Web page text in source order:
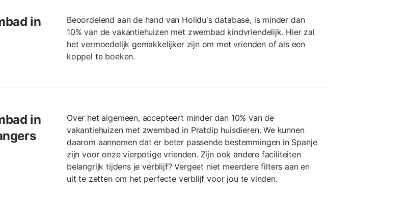
in
Beoordelend aan de hand van Holidu's database, is minder dan
10% van de vakantiehuizen met zwembad kindvriendelijk. Hier zal
het vermoedelijk gemakkelijker zijn om met vrienden of als een
koppel te boeken.
in
Over het algemeen, accepteert minder dan 10% van de
vakantiehuizen met zwembad in Pratdip huisdieren. We kunnen
daarom aannemen dat er beter passende bestemmingen in Spanje
zijn voor onze vierpotige vrienden. Zijn ook andere faciliteiten
belangrijk tijdens je verblijf? Vergeet niet meerdere filters aan en
uit te zetten om het perfecte verblijf voor jou te vinden.